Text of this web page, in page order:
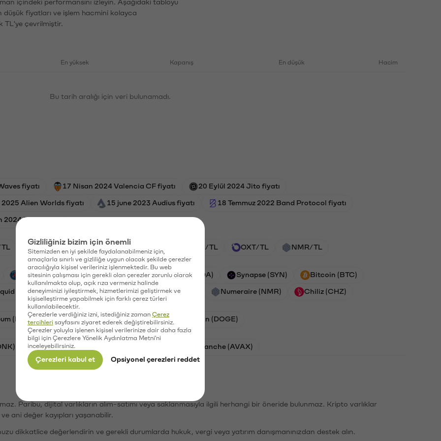
düşük fiyatları ve işlem hacmini kolayca
TL'ye çevrilmiştir.
En yüksek Kapanış En düşük Hacim
Bu tarih aralığı için veri bulunamadı.
fiyatı 17 Nisan 2024 Valencia CF fiyatı 20 Eylül 2024 Jito fiyatı
Alien Worlds fiyatı 15 june 2023 Audius fiyatı 18 Temmuz 2022 Band Protocol fiyatı
2024 Pepe fiyatı
HYPE/TL GAL/TL ETH/TL OXT/TL NMR/TL
PSG (PSG) Waves (WAVES) Cardano (ADA) Synapse (SYN) Bitcoin (BTC)
(HYPE) Galatasaray (GAL) Orchid (OXT) Numeraire (NMR) Chiliz (CHZ)
(ETH) Bat (BAT) Chiliz (CHZ) Dogecoin (DOGE)
Ethereum (ETH) Avalanche (AVAX)
Paribu, dijital varlıkların alım-satımı veya saklanmasıyla ilgili herhangi bir öneride bulunmaz. Kripto varlıklar
ani değer kayıpları yaşanabilir.
dikkatlice değerlendirin ve gerekli durumlarda hukuk, vergi veya yatırım danışmanınızdan destek alın.
Gizliliğiniz bizim için önemli
Sitemizden en iyi şekilde faydalanabilmeniz için,
amaçlarla sınırlı ve gizliliğe uygun olacak şekilde çerezler
aracılığıyla kişisel verileriniz işlenmektedir. Bu web
sitesinin çalışması için gerekli olan çerezler zorunlu olarak
kullanılmakta olup, açık rıza vermeniz halinde
deneyiminizi iyileştirmek, hizmetlerimizi geliştirmek ve
kişiselleştirme yapabilmek için farklı çerez türleri
kullanılabilecektir.
Çerezlerle verdiğiniz izni, istediğiniz zaman Çerez
tercihleri sayfasını ziyaret ederek değiştirebilirsiniz.
Çerezler yoluyla işlenen kişisel verilerinize dair daha fazla
bilgi için Çerezlere Yönelik Aydınlatma Metni'ni
inceleyebilirsiniz.
Çerezleri kabul et Opsiyonel çerezleri reddet